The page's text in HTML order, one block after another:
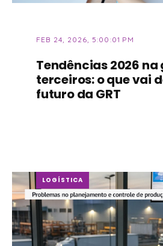
FEB 24, 2026, 5:00:01 PM
Tendências 2026 na
terceiros: o que vai
futuro da GRT
LOGÍSTICA